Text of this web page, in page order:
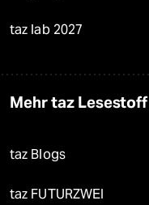
taz lab 2027
Mehr taz Lesestoff
taz Blogs
taz FUTURZWEI